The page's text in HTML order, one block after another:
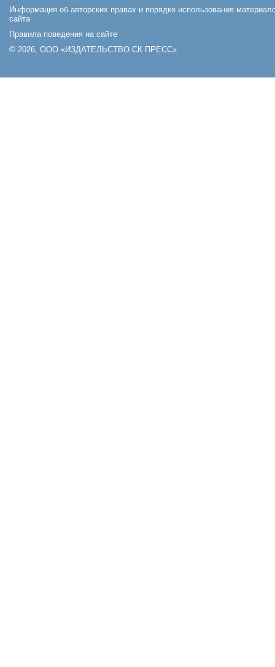
Информация об авторских правах и порядке использования
сайта
Правила поведения на сайте
© 2026, ООО «ИЗДАТЕЛЬСТВО СК ПРЕСС».